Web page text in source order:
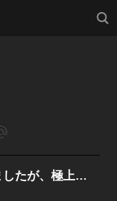
検索
人違いで解雇されましたが、極上御曹司に拾われ溺愛されたので幸せです！【単話売】